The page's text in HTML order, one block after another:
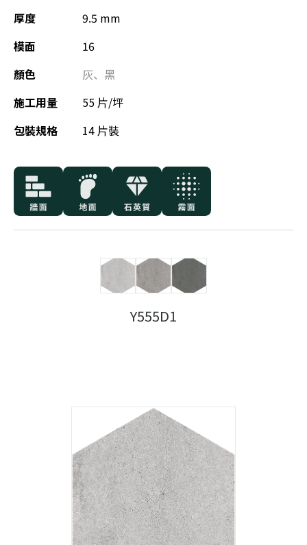
厚度
9.5 mm
模面
16
顏色
灰、 黑
施工用量
55 片/坪
包裝規格
14 片裝
Y555D1